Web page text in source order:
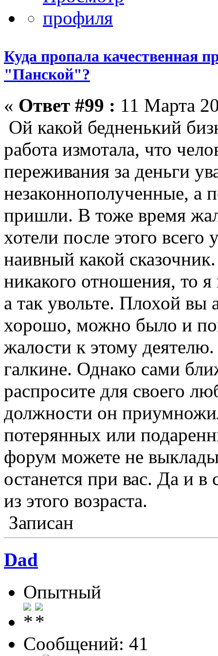
Куда пропала качественная
"Панской"?
« Ответ #99 : 11 Марта
Ой какой бедненький
работа измотала, что
переживания за деньги
незаконнополученные, а
пришли. В тоже время
хотели после этого всего
наивный какой
никакого отношения, то
а так увольте. Плохой вы
хорошо, можно было и
жалости к этому
галкине. Однако сами
распросите для своего
должности он
потерянных или
форум можете не
останется при вас. Да и
из этого возраста.
Записан
Dad
Опытный
Сообщений: 41